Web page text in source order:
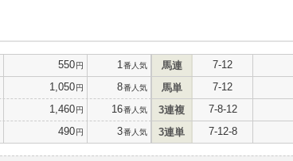
550円 1 番人気
1,050円 8番人気
1,460円 16番人気
490円 3番人気
馬連 7-12
馬単 7-12
3連複 7-8-12
3連単 7-12-8